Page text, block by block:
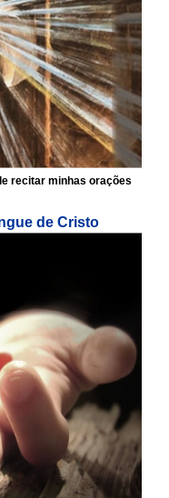
recitar minhas orações
de Cristo